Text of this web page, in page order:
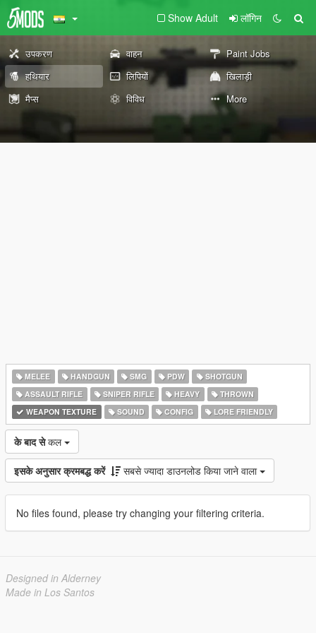
Show Adult लॉगिन
उपकरण वाहन
Paint Jobs
हथियार
लिपियों
खिलाड़ी
मैप्स
विविध More
MELEE HANDGUN SMG PDW
SHOTGUN
ASSAULT RIFLE
SNIPER RIFLE HEAVY
THROWN
WEAPON TEXTURE
SOUND CONFIG LORE FRIENDLY
के बाद से कल
इसके अनुसार क्रमबद्ध करें सबसे ज्यादा डाउनलोड किया जाने वाला
No files found, please try changing your filtering criteria.
Designed in Alderney
Made in Los Santos